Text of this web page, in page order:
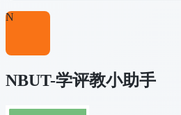
N
NBUT-学评教小助手